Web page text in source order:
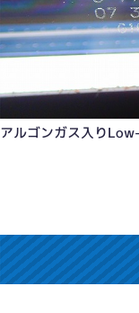
アルゴンガス入り